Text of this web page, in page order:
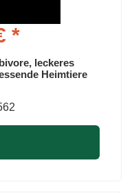
*
leckeres
Heimtiere